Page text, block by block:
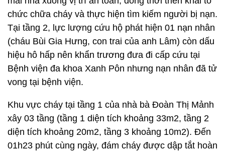
chức chữa cháy và thực hiện tìm kiếm người bị nạn.
Tại tầng 2, lực lượng cứu hộ phát hiện 01 nạn nhân
(cháu Bùi Gia Hưng, con trai của anh Lâm) còn dấu
hiệu hô hấp nên khẩn trương đưa đi cấp cứu tại
Bệnh viện đa khoa Xanh Pôn nhưng nạn nhân đã tử
vong tại bệnh viện.
Khu vực cháy tại tầng 1 của nhà bà Đoàn Thị Mảnh
xây 03 tầng (tầng 1 diện tích khoảng 33m2, tầng 2
diện tích khoảng 20m2, tầng 3 khoảng 10m2). Đến
01h23 phút cùng ngày, đám cháy được dập tắt hoàn